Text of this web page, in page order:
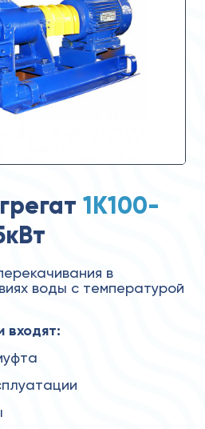
1К100-
в
воды с температурой
входят: